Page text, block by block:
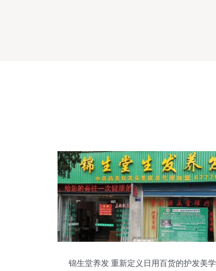
锦生堂养发 重新定义日用百货的护发美学